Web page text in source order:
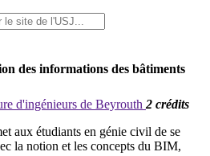
des informations des bâtiments
d'ingénieurs de Beyrouth 2 crédits
aux étudiants en génie civil de se
la notion et les concepts du BIM,